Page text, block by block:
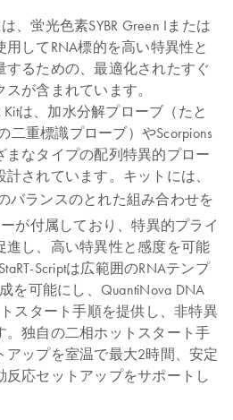
は、蛍光色素SYBR Green Iまたは
してRNA標的を高い特異性と
するための、最適化されたすぐ
が含まれています。
Kitは、加水分解プローブ（たと
二重標識プローブ）やScorpions
まなタイプの配列特異的プロー
されています。キットには、
バランスのとれた組み合わせを
が付属しており、特異的プライ
進し、高い特異性と感度を可能
Scriptは広範囲のRNAテンプ
を可能にし、QuantiNova DNA
スタート手順を提供し、非特異
。独自の二相ホットスタート手
アップを室温で最大2時間、安定
応セットアップをサポートし